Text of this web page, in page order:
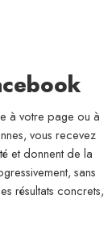
à votre page ou à
vous recevez
et donnent de la
sans
résultats concrets,